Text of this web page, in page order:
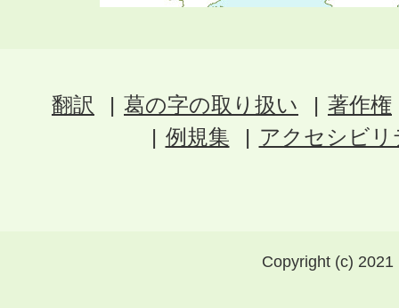
翻訳 葛の字の取り扱い
著作権
例規集
アクセシビ
Copyright (c)